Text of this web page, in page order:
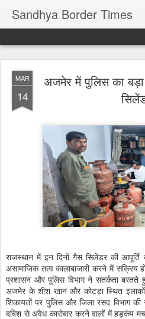
Sandhya Border Times
MAR
14
अजमेर में पुलिस का
राजस्थान में इन दिनों गैस सिलेंडर की
असामाजिक तत्व कालाबाजारी करने में
प्रशासन और पुलिस विभाग ने सतर्कता बरतते
अजमेर के शीश खान और कोटड़ा स्थित
शिकायतों पर पुलिस और जिला रसद विभाग
दबिश से अवैध कारोबार करने वालों में हड़कंप